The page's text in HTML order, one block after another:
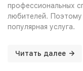
профессиональных
любителей. Поэтому
популярная услуга.
Читать далее